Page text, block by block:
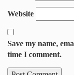
Website
Save my name,
time I comment.